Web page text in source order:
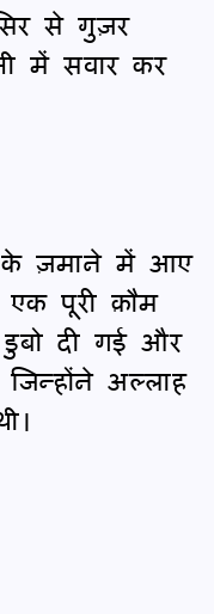
से गुज़र
में सवार कर
के ज़माने में आए
पूरी क़ौम
दी गई और
अल्लाह